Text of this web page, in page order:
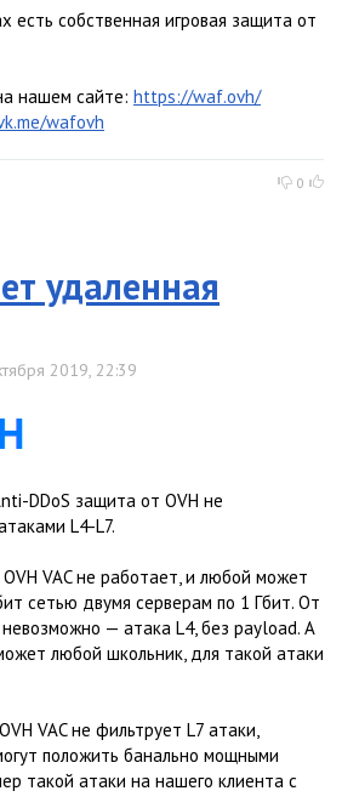
есть собственная игровая защита от
нашем сайте: https://waf.ovh/
wafovh
0
удаленная
2019, 22:39
DDoS защита от OVH не
L4-L7.
VAC не работает, и любой может
сетью двумя серверам по 1 Гбит. От
невозможно — атака L4, без payload. А
любой школьник, для такой атаки
VAC не фильтрует L7 атаки,
положить банально мощными
такой атаки на нашего клиента с